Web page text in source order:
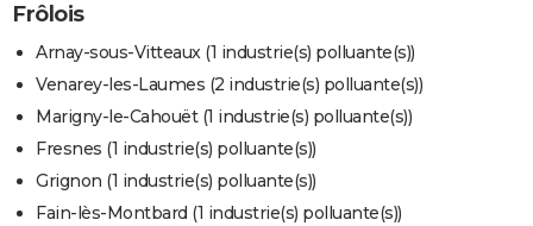
COPAINS D'AVANT
S'inscrire
Se connecter
Primaires
Universités
Entreprises
Service militaire
Avis de recherche
AVIS DE DÉCÈS
FORUM
Frôlois
Arnay-sous-Vitteaux (1 industrie(s) polluante(s))
Venarey-les-Laumes (2 industrie(s) polluante(s))
Marigny-le-Cahouët (1 industrie(s) polluante(s))
Fresnes (1 industrie(s) polluante(s))
Grignon (1 industrie(s) polluante(s))
Fain-lès-Montbard (1 industrie(s) polluante(s))